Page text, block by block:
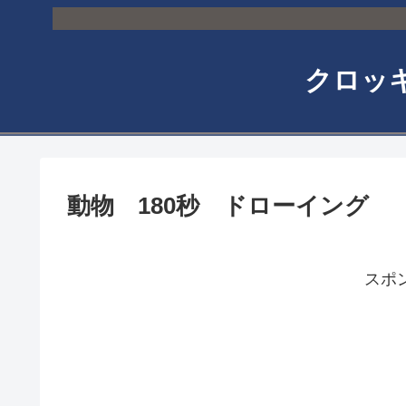
クロッ
動物 180秒 ドローイング
スポ